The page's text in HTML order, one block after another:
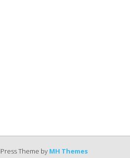
Theme by MH Themes